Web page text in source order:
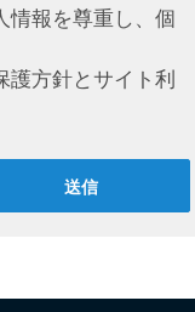
情報を尊重し、個
護方針とサイト利
送信